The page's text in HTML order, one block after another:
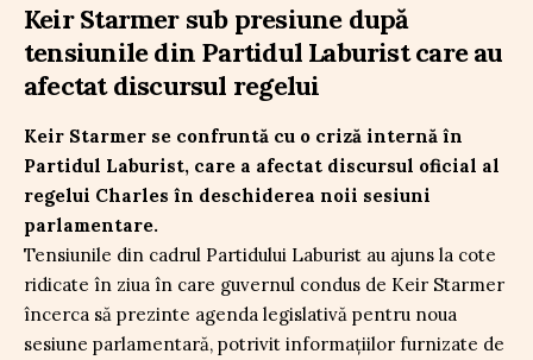
Keir Starmer sub presiune după
tensiunile din Partidul Laburist care au
afectat discursul regelui
Keir Starmer se confruntă cu o criză internă în
Partidul Laburist, care a afectat discursul oficial al
regelui Charles în deschiderea noii sesiuni
parlamentare.
Tensiunile din cadrul Partidului Laburist au ajuns la cote
ridicate în ziua în care guvernul condus de Keir Starmer
încerca să prezinte agenda legislativă pentru noua
sesiune parlamentară, potrivit informațiilor furnizate de